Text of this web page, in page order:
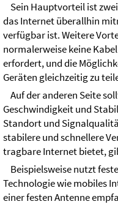
Sein Hauptvorteil ist
das Internet überallhin
verfügbar ist. Weitere
normalerweise keine
erfordert, und die
Geräten gleichzeitig zu
Auf der anderen Seite
Geschwindigkeit und
Standort und
stabilere und schnellere
tragbare Internet bietet,
Beispielsweise nutzt
Technologie wie mobiles
einer festen Antenne